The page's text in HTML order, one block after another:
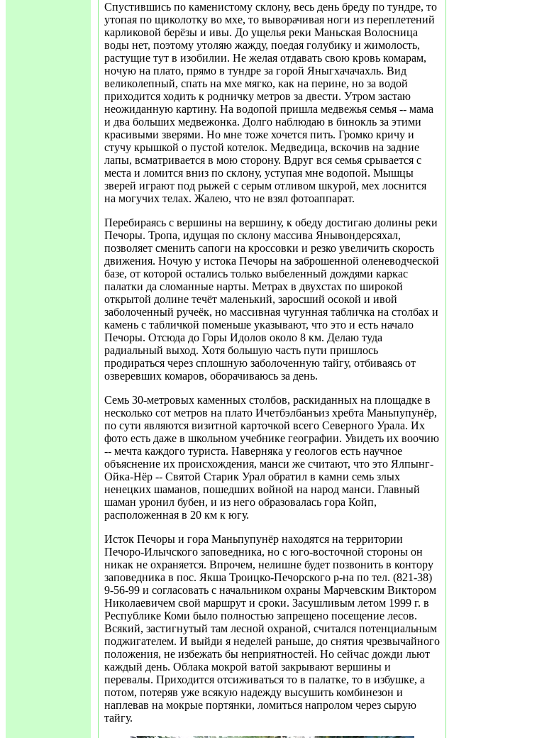
Спустившись по каменистому склону, весь день бреду по тундре, то
утопая по щиколотку во мхе, то выворачивая ноги из переплетений
карликовой берёзы и ивы. До ущелья реки Маньская Волосница
воды нет, поэтому утоляю жажду, поедая голубику и жимолость,
растущие тут в изобилии. Не желая отдавать свою кровь комарам,
ночую на плато, прямо в тундре за горой Яныгхачачахль. Вид
великолепный, спать на мхе мягко, как на перине, но за водой
приходится ходить к родничку метров за двести. Утром застаю
неожиданную картину. На водопой пришла медвежья семья -- мама
и два больших медвежонка. Долго наблюдаю в бинокль за этими
красивыми зверями. Но мне тоже хочется пить. Громко кричу и
стучу крышкой о пустой котелок. Медведица, вскочив на задние
лапы, всматривается в мою сторону. Вдруг вся семья срывается с
места и ломится вниз по склону, уступая мне водопой. Мышцы
зверей играют под рыжей с серым отливом шкурой, мех лоснится
на могучих телах. Жалею, что не взял фотоаппарат.
Перебираясь с вершины на вершину, к обеду достигаю долины реки
Печоры. Тропа, идущая по склону массива Янывондерсяхал,
позволяет сменить сапоги на кроссовки и резко увеличить скорость
движения. Ночую у истока Печоры на заброшенной оленеводческой
базе, от которой остались только выбеленный дождями каркас
палатки да сломанные нарты. Метрах в двухстах по широкой
открытой долине течёт маленький, заросший осокой и ивой
заболоченный ручеёк, но массивная чугунная табличка на столбах и
камень с табличкой поменьше указывают, что это и есть начало
Печоры. Отсюда до Горы Идолов около 8 км. Делаю туда
радиальный выход. Хотя большую часть пути пришлось
продираться через сплошную заболоченную тайгу, отбиваясь от
озверевших комаров, оборачиваюсь за день.
Семь 30-метровых каменных столбов, раскиданных на площадке в
несколько сот метров на плато Ичетбэлбанъиз хребта Маньпупунёр,
по сути являются визитной карточкой всего Северного Урала. Их
фото есть даже в школьном учебнике географии. Увидеть их воочию
-- мечта каждого туриста. Наверняка у геологов есть научное
объяснение их происхождения, манси же считают, что это Ялпынг-
Ойка-Нёр -- Святой Старик Урал обратил в камни семь злых
ненецких шаманов, пошедших войной на народ манси. Главный
шаман уронил бубен, и из него образовалась гора Койп,
расположенная в 20 км к югу.
Исток Печоры и гора Маньпупунёр находятся на территории
Печоро-Илычского заповедника, но с юго-восточной стороны он
никак не охраняется. Впрочем, нелишне будет позвонить в контору
заповедника в пос. Якша Троицко-Печорского р-на по тел. (821-38)
9-56-99 и согласовать с начальником охраны Марчевским Виктором
Николаевичем свой маршрут и сроки. Засушливым летом 1999 г. в
Республике Коми было полностью запрещено посещение лесов.
Всякий, застигнутый там лесной охраной, считался потенциальным
поджигателем. И выйди я неделей раньше, до снятия чрезвычайного
положения, не избежать бы неприятностей. Но сейчас дожди льют
каждый день. Облака мокрой ватой закрывают вершины и
перевалы. Приходится отсиживаться то в палатке, то в избушке, а
потом, потеряв уже всякую надежду высушить комбинезон и
наплевав на мокрые портянки, ломиться напролом через сырую
тайгу.